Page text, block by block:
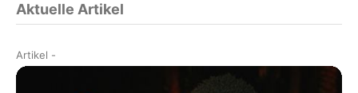
Aktuelle Artikel
Artikel -